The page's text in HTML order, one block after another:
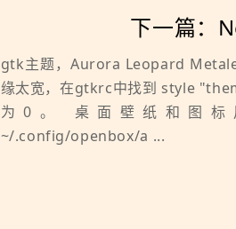
下一篇：
gtk主题，Aurora Leopard
缘太宽，在gtkrc中找到 style
为0。 桌面壁纸和图标
~/.config/openbox/a ...